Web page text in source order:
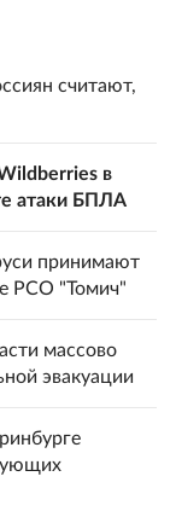
считают,
в
атаки БПЛА
принимают
РСО "Томич"
массово
эвакуации